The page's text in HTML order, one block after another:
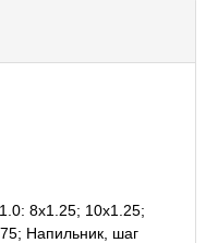
8х1.25; 10х1.25;
Напильник, шаг